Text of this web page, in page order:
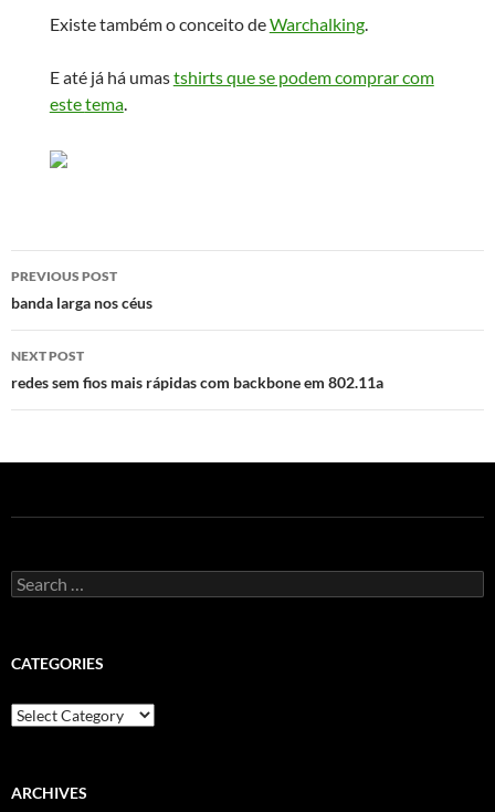
Existe também o conceito deWarchalking.
E até já há umastshirts que se podem comprar com
estetema.
Post
navigation
PREVIOUS POST
banda larga nos céus
NEXT POST
redes sem fios mais rápidas com backbone em 802.11a
Search
for:
CATEGORIES
Categories
ARCHIVES